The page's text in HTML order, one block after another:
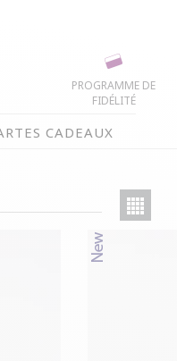
PROGRAMME DE
FIDÉLITÉ
CADEAUX